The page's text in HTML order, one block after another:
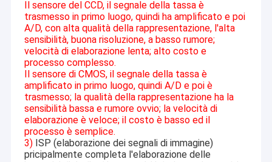
Il sensore del CCD, il segnale della tassa è
trasmesso in primo luogo, quindi ha amplificato e poi
A/D, con alta qualità della rappresentazione, l'alta
sensibilità, buona risoluzione, a basso rumore;
velocità di elaborazione lenta; alto costo e
processo complesso.
Il sensore di CMOS, il segnale della tassa è
amplificato in primo luogo, quindi A/D e poi è
trasmesso; la qualità della rappresentazione ha la
sensibilità bassa e rumore ovvio; la velocità di
elaborazione è veloce; il costo è basso ed il
processo è semplice.
3) ISP (elaborazione dei segnali di immagine)
pricipalmente completa l'elaborazione delle